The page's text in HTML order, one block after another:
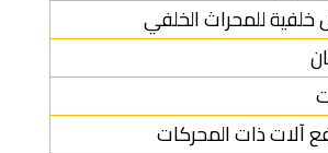
خلفية للمحراث الخلفي
آلات ذات المحركات